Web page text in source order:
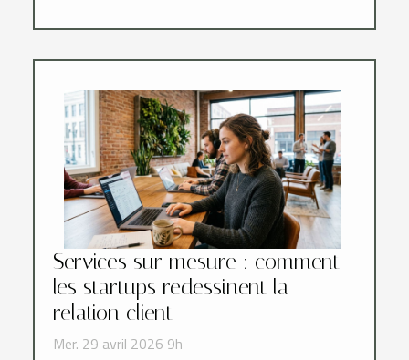
Services sur mesure : comment
les startups redessinent la
relation client
Mer. 29 avril 2026 9h